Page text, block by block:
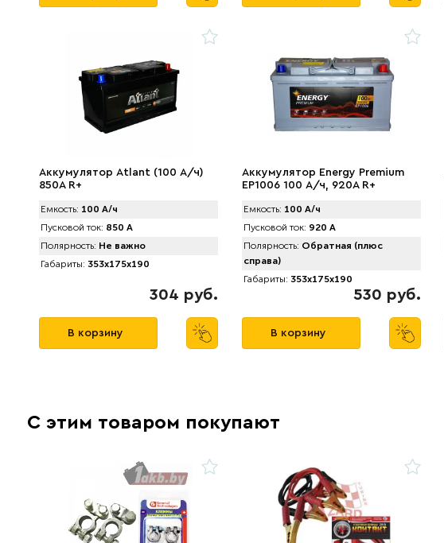
Аккумулятор Atlant (100 А/ч)
850A R+
Емкость: 100 А/ч
Пусковой ток: 850 А
Полярность: Не важно
Габариты: 353x175x190
304 руб.
В корзину
Аккумулятор Energy Premium
EP1006 100 А/ч, 920A R+
Емкость: 100 А/ч
Пусковой ток: 920 А
Полярность: Обратная (плюс
справа)
Габариты: 353x175x190
530 руб.
В корзину
С этим товаром покупают